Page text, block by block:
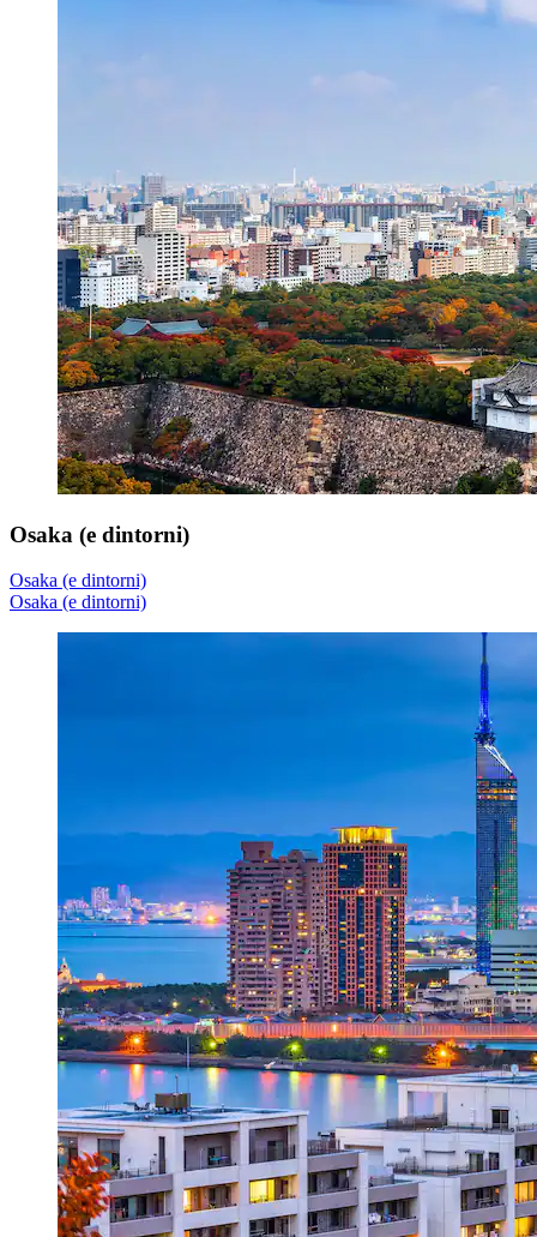
Osaka (e dintorni)
Osaka (e dintorni)
Osaka (e dintorni)